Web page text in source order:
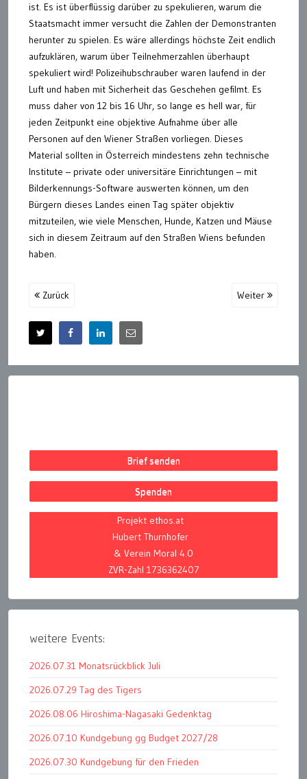
ist. Es ist überflüssig darüber zu spekulieren, warum die
Staatsmacht immer versucht die Zahlen der Demonstranten
herunter zu spielen. Es wäre allerdings höchste Zeit endlich
aufzuklären, warum über Teilnehmerzahlen überhaupt
spekuliert wird! Polizeihubschrauber waren laufend in der
Luft und haben mit Sicherheit das Geschehen gefilmt. Es
muss daher von 12 bis 16 Uhr, so lange es hell war, für
jeden Zeitpunkt eine objektive Aufnahme über alle
Personen auf den Wiener Straßen vorliegen. Dieses
Material sollten in Österreich mindestens zehn technische
Institute – private oder universitäre Einrichtungen – mit
Bilderkennungs-Software auswerten können, um den
Bürgern dieses Landes einen Tag später objektiv
mitzuteilen, wie viele Menschen, Hunde, Katzen und Mäuse
sich in diesem Zeitraum auf den Straßen Wiens befunden
haben.
Zurück Weiter
Brief senden
Spenden
Projekt ethos.at
Hubert Thurnhofer
& Verein Moral 4.0
ZVR-Zahl 1736362407
weitere Events:
2026.07.31 Monatsrückblick Juli
2026.07.29 Tag des Tigers
2026.08.06 Hiroshima-Nagasaki Gedenktag
2026.07.10 Kundgebung gg Budget 2027/28
2026.07.30 Kundgebung für den Frieden